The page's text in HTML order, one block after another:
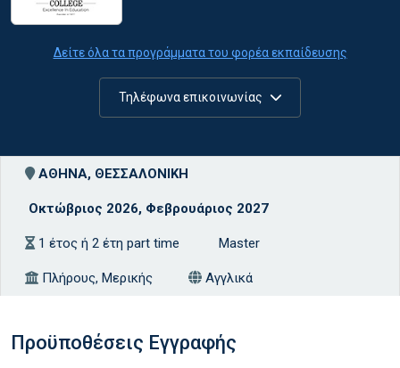
Δείτε όλα τα προγράμματα του φορέα εκπαίδευσης
Τηλέφωνα επικοινωνίας
ΑΘΗΝΑ, ΘΕΣΣΑΛΟΝΙΚΗ
Οκτώβριος 2026, Φεβρουάριος 2027
1 έτος ή 2 έτη part time Master
Πλήρους, Μερικής Αγγλικά
Προϋποθέσεις Εγγραφής